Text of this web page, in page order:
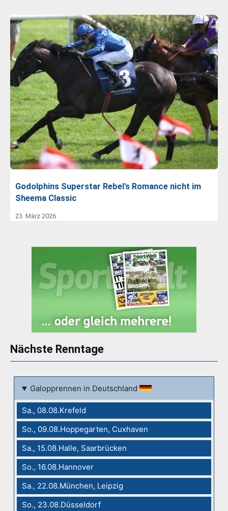
Godolphins Superstar Rebel's Romance nicht im
Sheema Classic
23. März 2026
Nächste Renntage
Galopprennen in Deutschland
Sa., 08.08.Krefeld
So., 09.08.Hoppegarten, Cuxhaven
Sa., 15.08.Halle, Saarbrücken
So., 16.08.Hannover
Sa., 22.08.München, Leipzig
So., 23.08.Düsseldorf